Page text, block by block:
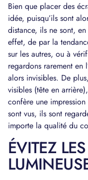
Bien que placer des
idée, puisqu’ils sont
distance, ils ne sont,
effet, de par la
sur les autres, ou à
regardons rarement en
alors invisibles. De
visibles (tête en
confère une
sont vus, ils sont
importe la qualité du
ÉVITEZ